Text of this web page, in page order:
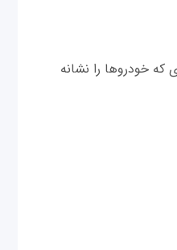
که خودرو‌ها را نشانه